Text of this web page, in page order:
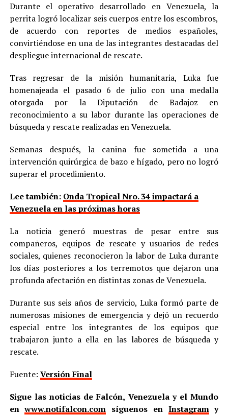
Durante el operativo desarrollado en Venezuela, la
perrita logró localizar seis cuerpos entre los escombros,
de acuerdo con reportes de medios españoles,
convirtiéndose en una de las integrantes destacadas del
despliegue internacional de rescate.
Tras regresar de la misión humanitaria, Luka fue
homenajeada el pasado 6 de julio con una medalla
otorgada por la Diputación de Badajoz en
reconocimiento a su labor durante las operaciones de
búsqueda y rescate realizadas en Venezuela.
Semanas después, la canina fue sometida a una
intervención quirúrgica de bazo e hígado, pero no logró
superar el procedimiento.
Lee también: Onda Tropical Nro. 34 impactará a
Venezuela en las próximas horas
La noticia generó muestras de pesar entre sus
compañeros, equipos de rescate y usuarios de redes
sociales, quienes reconocieron la labor de Luka durante
los días posteriores a los terremotos que dejaron una
profunda afectación en distintas zonas de Venezuela.
Durante sus seis años de servicio, Luka formó parte de
numerosas misiones de emergencia y dejó un recuerdo
especial entre los integrantes de los equipos que
trabajaron junto a ella en las labores de búsqueda y
rescate.
Fuente: Versión Final
Sigue las noticias de Falcón, Venezuela y el Mundo
enwww.notifalcon.com síguenos en Instagramy